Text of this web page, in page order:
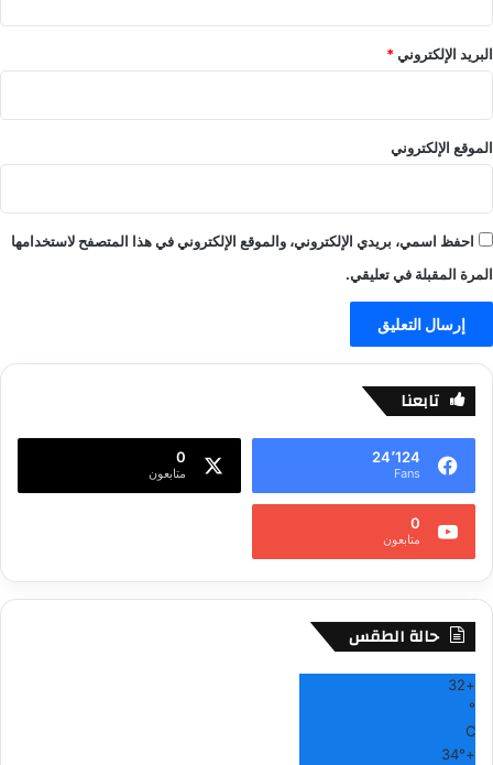
يا
و
ع
ا
ل
ر
البريد الإلكتروني*
الموقع الإلكتروني
احفظ اسمي، بريدي الإلكتروني، والموقع الإلكتروني في هذا المتصفح لاستخدامها
المرة المقبلة في تعليقي.
تابعنا
24٬124
Fans
0
متابعون
0
متابعون
حالة الطقس
+
32
°
C
+
34°